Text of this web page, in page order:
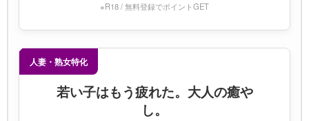
※R18 / 無料登録でポイントGET
人妻・熟女特化
若い子はもう疲れた。大人の癒や
し。